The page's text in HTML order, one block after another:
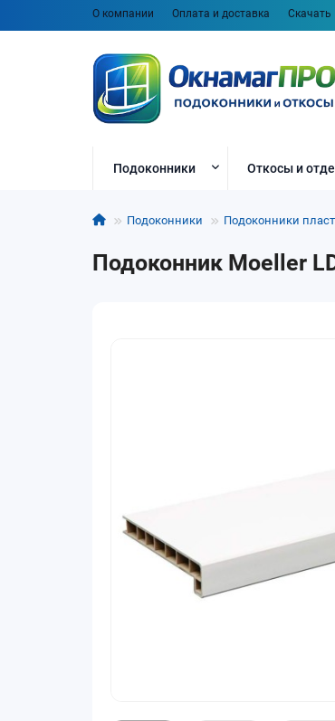
О компании Оплата и доставка Скачать
Подоконники Откосы и
Подоконники Подоконники
Подоконник Moeller